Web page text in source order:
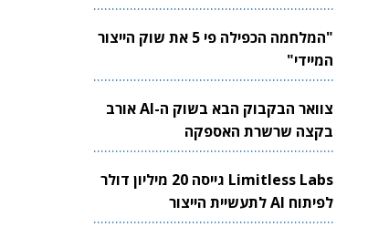
לשבבים
"המלחמה הכפילה פי 5 את שוק הייצור
המיידי"
צוואר הבקבוק הבא בשוק ה-AI אורב
בקצה שרשרת האספקה
Limitless Labs גייסה 20 מיליון דולר
לפיתוח AI לתעשיית הייצור